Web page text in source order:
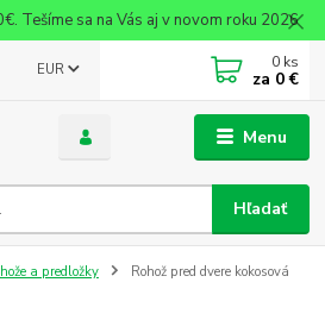
Tešíme sa na Vás aj v novom roku 2026
Menu
EUR
Hľadať
0 ks
za 0 €
a predložky
Rohož pred dvere kokosová